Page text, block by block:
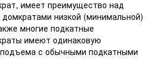
имеет преимущество над
низкой (минимальной)
многие подкатные
имеют одинаковую
с обычными подкатными